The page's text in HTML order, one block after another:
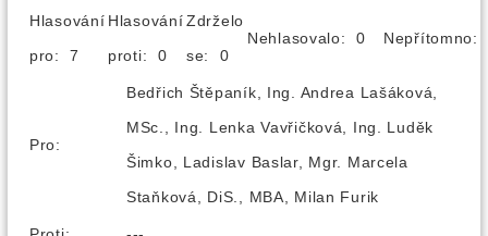
Hlasování
pro: 7
Hlasování
proti: 0
Zdrželo
se: 0
Nehlasovalo: 0
Pro:
Bedřich Štěpaník, Ing. Andrea Lašáková,
MSc., Ing. Lenka Vavřičková, Ing. Luděk
Šimko, Ladislav Baslar, Mgr. Marcela
Staňková, DiS., MBA, Milan Furik